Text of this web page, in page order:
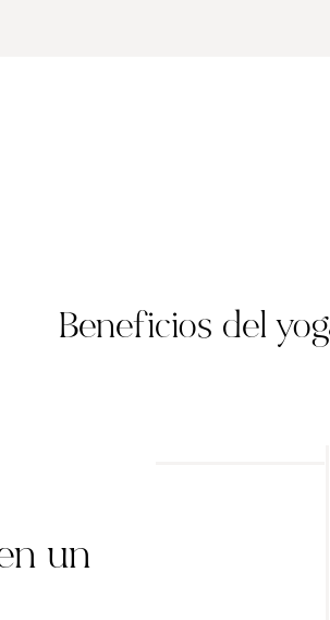
Beneficios del
un